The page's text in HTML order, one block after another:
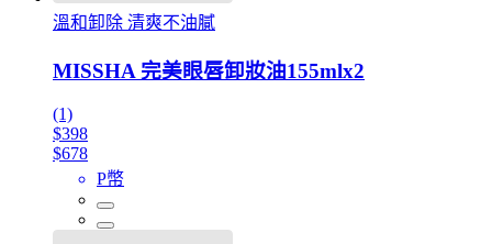
溫和卸除 清爽不油膩
MISSHA 完美眼唇卸妝油155mlx2
(1)
$398
$678
P幣